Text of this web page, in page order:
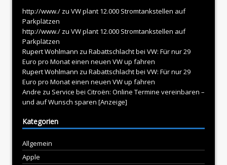
http://www./ zu VW plant 12.000 Stromtankstellen auf
Parkplätzen
http://www./ zu VW plant 12.000 Stromtankstellen auf
Parkplätzen
Rupert Wohlmann zu Rabattschlacht bei VW: Für nur 29
Euro pro Monat einen neuen VW up fahren
Rupert Wohlmann zu Rabattschlacht bei VW: Für nur 29
Euro pro Monat einen neuen VW up fahren
Andre zu Service bei Citroën: Online Termine vereinbaren –
und auf Wunsch sparen [Anzeige]
Kategorien
Allgemein
Apple